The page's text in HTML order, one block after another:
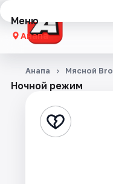
Меню
Анапа
Концерты
Стендап
Ночной режим
Анапа Мясной Bro